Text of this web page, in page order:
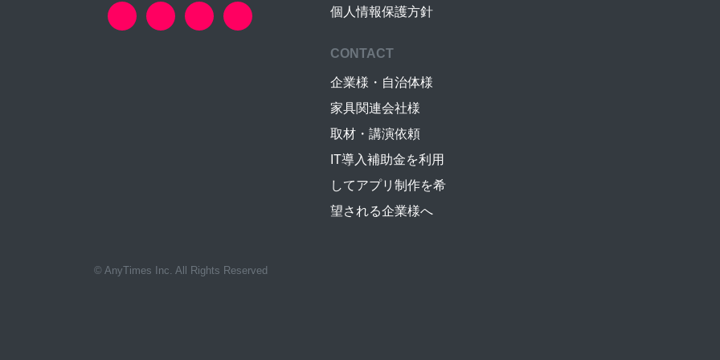
個人情報保護方針
CONTACT
企業様・自治体様
家具関連会社様
取材・講演依頼
IT導入補助金を利用
してアプリ制作を希
望される企業様へ
© AnyTimes Inc. All Rights Reserved